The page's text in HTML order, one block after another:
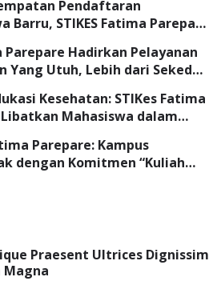
Pendaftaran
Barru, STIKES Fatima Parepare
Parepare Hadirkan Pelayanan
Yang Utuh, Lebih dari Sekedar
Kesehatan: STIKes Fatima
Mahasiswa dalam
Parepare: Kampus
dengan Komitmen “Kuliah
Praesent Ultrices Dignissim
Magna